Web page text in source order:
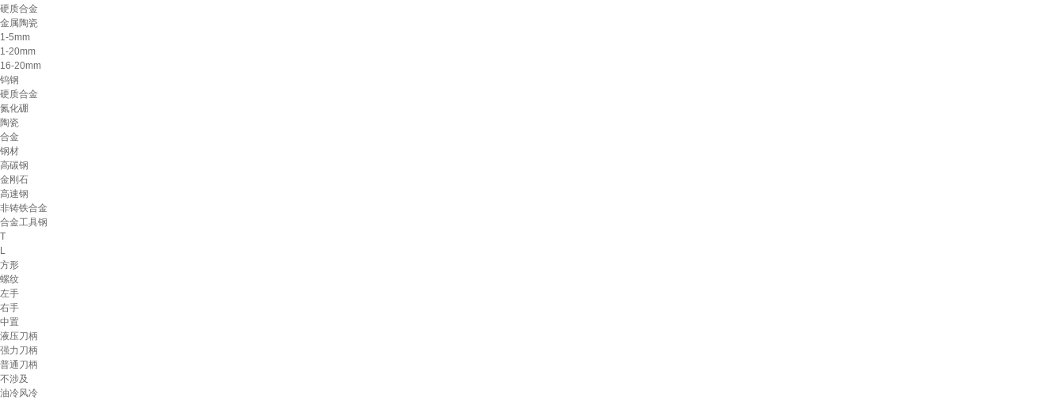
硬质合金
金属陶瓷
1-5mm
1-20mm
16-20mm
钨钢
硬质合金
氮化硼
陶瓷
合金
钢材
高碳钢
金刚石
高速钢
非铸铁合金
合金工具钢
T
L
方形
螺纹
左手
右手
中置
液压刀柄
强力刀柄
普通刀柄
不涉及
油冷风冷